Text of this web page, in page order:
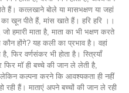
हैं। कत्लखाने बोले या मासभक्षण या जहां
खून पीते हैं, मांस खाते हैं। हरि हरि ।।
हमारी माता है, माता का भी भक्षण करते
होंगे? यह कली का प्रभाव है। वहां
फिर वर्णसंकर भी होता है। स्त्रियाँ
फिर मॉ ही बच्चे की जान ले लेती है,
कल्पना करने कि आवश्यकता ही नहीं
रही हैं। माताएं अपने बच्चों की जान ले रही